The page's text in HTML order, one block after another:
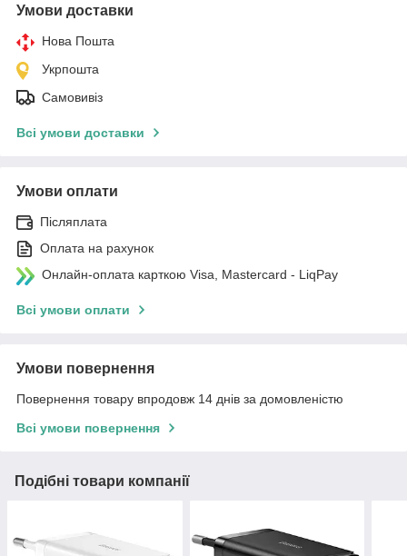
Умови доставки
Нова Пошта
Укрпошта
Самовивіз
Всі умови доставки
Умови оплати
Післяплата
Оплата на рахунок
Онлайн-оплата карткою Visa, Mastercard - LiqPay
Всі умови оплати
Умови повернення
Повернення товару впродовж 14 днів за домовленістю
Всі умови повернення
Подібні товари компанії